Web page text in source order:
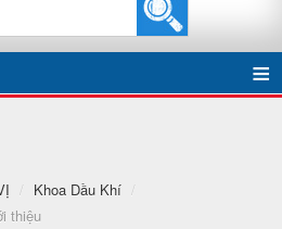
/ Khoa Dầu Khí
/
thiệu